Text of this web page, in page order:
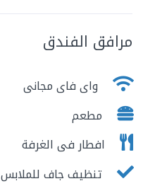
مرافق الفندق
واى فاى مجانى
مطعم
افطار فى الغرفة
تنظيف جاف للملابس